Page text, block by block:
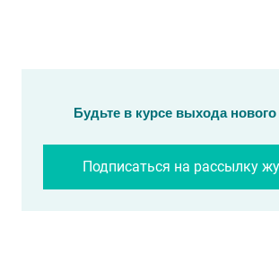
Будьте в курсе выхода
Подписаться на рассылку